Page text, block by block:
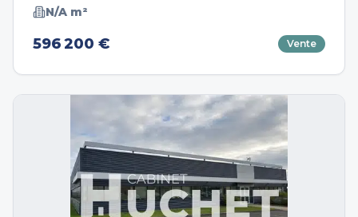
N/A m²
596 200 € Vente